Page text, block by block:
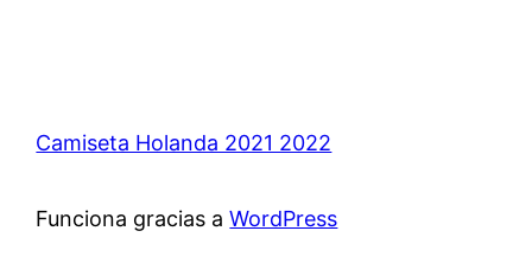
Camiseta Holanda 2021 2022
Funciona gracias aWordPress